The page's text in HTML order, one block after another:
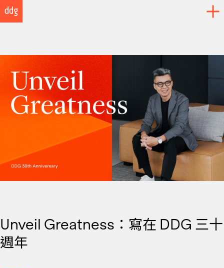
Unveil Greatness：寫在 DDG 三十
週年